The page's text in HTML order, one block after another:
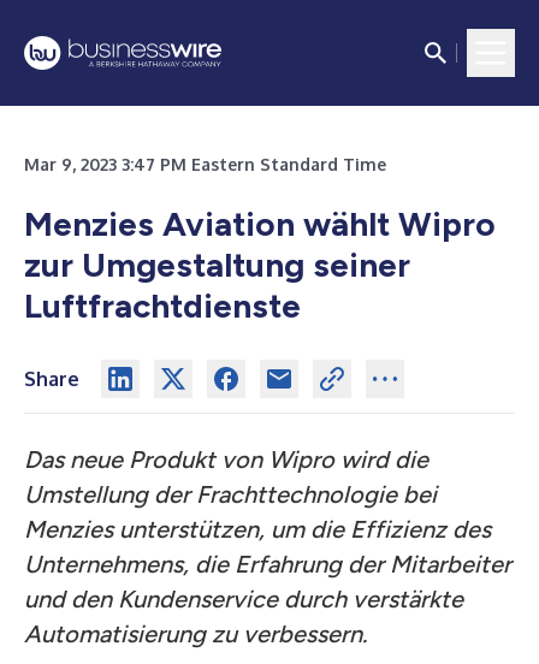
Mar 9, 2023 3:47 PM Eastern Standard Time
Menzies Aviation wählt Wipro
zur Umgestaltung seiner
Luftfrachtdienste
Share
Das neue Produkt von Wipro wird die
Umstellung der Frachttechnologie bei
Menzies unterstützen, um die Effizienz des
Unternehmens, die Erfahrung der Mitarbeiter
und den Kundenservice durch verstärkte
Automatisierung zu verbessern.